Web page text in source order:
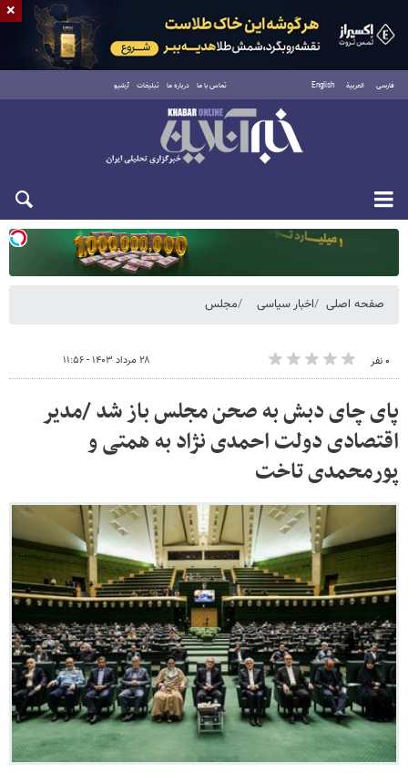
فارسی العربية English تماس با ما درباره ما تبلیغات آرشیو
یکشنبه ۱۸ مرداد ۱۴۰۵
صفحه اصلی اخبار سیاسی مجلس
۰ نفر ۲۸ مرداد ۱۴۰۳ - ۱۱:۵۶
پای چای دبش به صحن مجلس باز شد /مدیر
اقتصادی دولت احمدی نژاد به همتی و
پورمحمدی تاخت
×